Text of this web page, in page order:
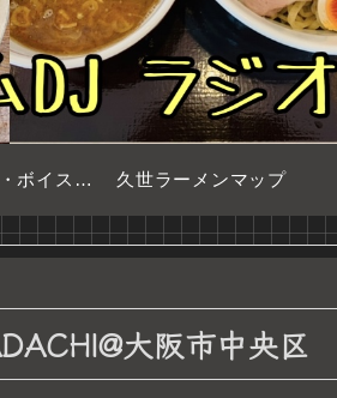
プロフィール・ボイスサンプル 久世ラーメンマップ
大阪市中央区